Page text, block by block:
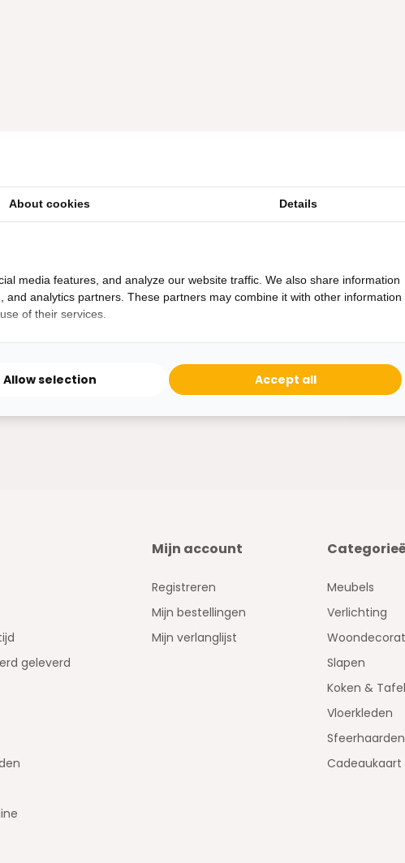
Heb je een vraag?
Bereikbaar van ma - vr 10:00 tot 17:00
0162-231130
klantenservice@bazaaronline.nl
niet
* Lees
geleverd
Mijn account
Registreren
Mijn bestellingen
Mijn verlanglijst
Meubels
Verlichting
Slapen
Koken &
Vloerkleden
Sfeerhaarden
Cadeaukaart
About cookies Details
media features, and analyze our website traffic. We also share information
analytics partners. These partners may combine it with other information
of their services.
Allow selection Accept all